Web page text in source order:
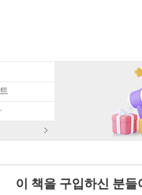
이 책을 구입하신 분